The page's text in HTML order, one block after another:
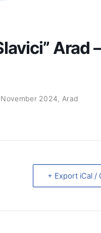
Arad –
2024, Arad
+ Export iCal /